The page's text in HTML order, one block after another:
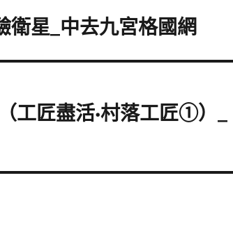
衛星_中去九宮格國網
工匠盡活·村落工匠①）_